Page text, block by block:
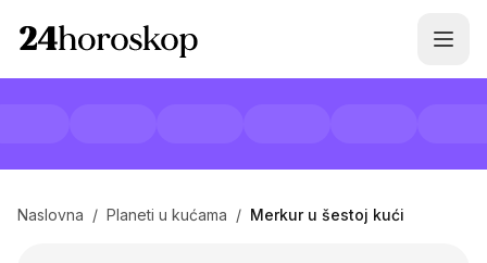
Naslovna / Planeti u kućama / Merkur u šestoj kući